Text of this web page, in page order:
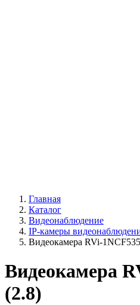
Главная
Каталог
Видеонаблюдение
IP-камеры
Видеокамера RVi-
Видеокамера
(2.8)